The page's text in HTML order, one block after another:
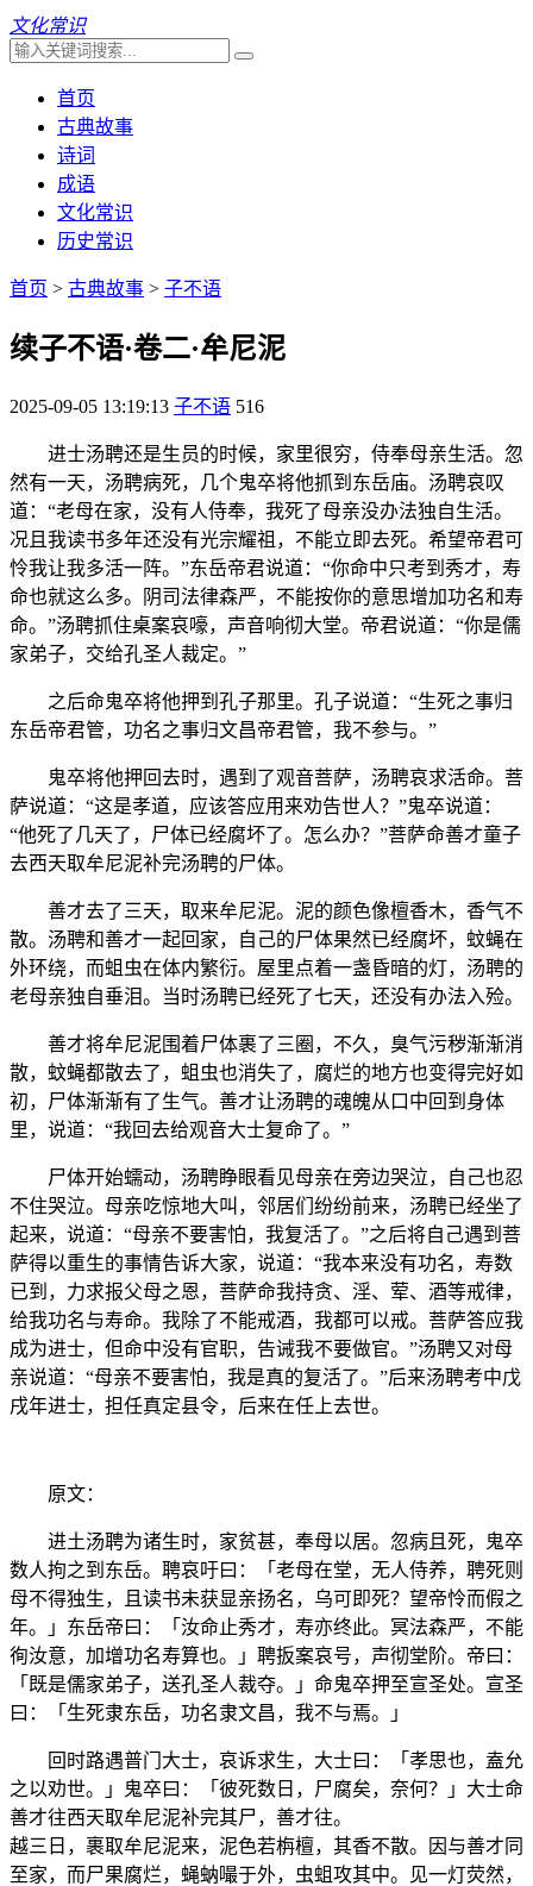
文化常识
首页
古典故事
诗词
成语
文化常识
历史常识
首页 > 古典故事 > 子不语
续子不语·卷二·牟尼泥
2025-09-05 13:19:13 子不语 516
进士汤聘还是生员的时候，家里很穷，侍奉母亲生活。忽
然有一天，汤聘病死，几个鬼卒将他抓到东岳庙。汤聘哀叹
道：“老母在家，没有人侍奉，我死了母亲没办法独自生活。
况且我读书多年还没有光宗耀祖，不能立即去死。希望帝君可
怜我让我多活一阵。”东岳帝君说道：“你命中只考到秀才，寿
命也就这么多。阴司法律森严，不能按你的意思增加功名和寿
命。”汤聘抓住桌案哀嚎，声音响彻大堂。帝君说道：“你是儒
家弟子，交给孔圣人裁定。”
之后命鬼卒将他押到孔子那里。孔子说道：“生死之事归
东岳帝君管，功名之事归文昌帝君管，我不参与。”
鬼卒将他押回去时，遇到了观音菩萨，汤聘哀求活命。菩
萨说道：“这是孝道，应该答应用来劝告世人？”鬼卒说道：
“他死了几天了，尸体已经腐坏了。怎么办？”菩萨命善才童子
去西天取牟尼泥补完汤聘的尸体。
善才去了三天，取来牟尼泥。泥的颜色像檀香木，香气不
散。汤聘和善才一起回家，自己的尸体果然已经腐坏，蚊蝇在
外环绕，而蛆虫在体内繁衍。屋里点着一盏昏暗的灯，汤聘的
老母亲独自垂泪。当时汤聘已经死了七天，还没有办法入殓。
善才将牟尼泥围着尸体裹了三圈，不久，臭气污秽渐渐消
散，蚊蝇都散去了，蛆虫也消失了，腐烂的地方也变得完好如
初，尸体渐渐有了生气。善才让汤聘的魂魄从口中回到身体
里，说道：“我回去给观音大士复命了。”
尸体开始蠕动，汤聘睁眼看见母亲在旁边哭泣，自己也忍
不住哭泣。母亲吃惊地大叫，邻居们纷纷前来，汤聘已经坐了
起来，说道：“母亲不要害怕，我复活了。”之后将自己遇到菩
萨得以重生的事情告诉大家，说道：“我本来没有功名，寿数
已到，力求报父母之恩，菩萨命我持贪、淫、荤、酒等戒律，
给我功名与寿命。我除了不能戒酒，我都可以戒。菩萨答应我
成为进士，但命中没有官职，告诫我不要做官。”汤聘又对母
亲说道：“母亲不要害怕，我是真的复活了。”后来汤聘考中戊
戌年进士，担任真定县令，后来在任上去世。
原文：
进土汤聘为诸生时，家贫甚，奉母以居。忽病且死，鬼卒
数人拘之到东岳。聘哀吁曰：「老母在堂，无人侍养，聘死则
母不得独生，且读书未获显亲扬名，乌可即死？望帝怜而假之
年。」东岳帝曰：「汝命止秀才，寿亦终此。冥法森严，不能
徇汝意，加增功名寿算也。」聘扳案哀号，声彻堂阶。帝曰：
「既是儒家弟子，送孔圣人裁夺。」命鬼卒押至宣圣处。宣圣
曰：「生死隶东岳，功名隶文昌，我不与焉。」
回时路遇普门大士，哀诉求生，大士曰：「孝思也，盍允
之以劝世。」鬼卒曰：「彼死数日，尸腐矣，奈何？」大士命
善才往西天取牟尼泥补完其尸，善才往。
越三日，裹取牟尼泥来，泥色若栴檀，其香不散。因与善才同
至家，而尸果腐烂，蝇蚋嘬于外，虫蛆攻其中。见一灯荧然，